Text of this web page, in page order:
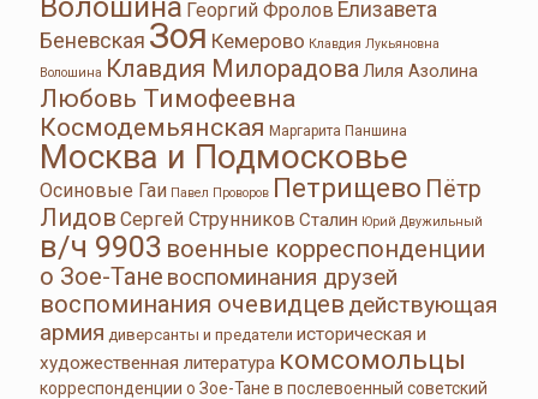
Георгий Фролов Елизавета
Беневская Зоя Кемерово Клавдия Лукьяновна
Волошина Клавдия Милорадова Лиля Азолина
Любовь Тимофеевна
Космодемьянская Маргарита Паншина
Москва и Подмосковье
Осиновые Гаи Павел Проворов Петрищево Пётр
Лидов Сергей Струнников Сталин Юрий Двужильный
в/ч 9903 военные корреспонденции
о Зое-Тане воспоминания друзей
воспоминания очевидцев действующая
армия диверсанты и предатели историческая и
художественная литература комсомольцы
корреспонденции о Зое-Тане в послевоенный советский